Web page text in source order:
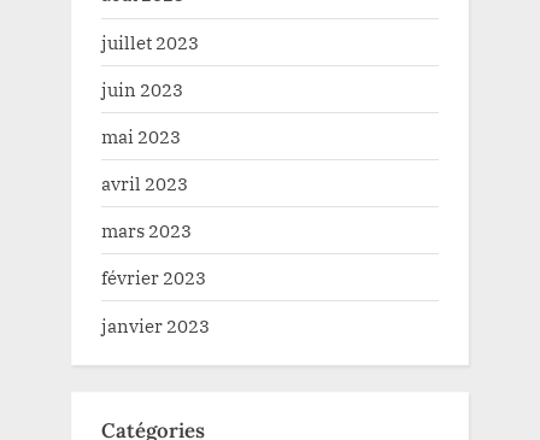
juillet 2023
juin 2023
mai 2023
avril 2023
mars 2023
février 2023
janvier 2023
Catégories